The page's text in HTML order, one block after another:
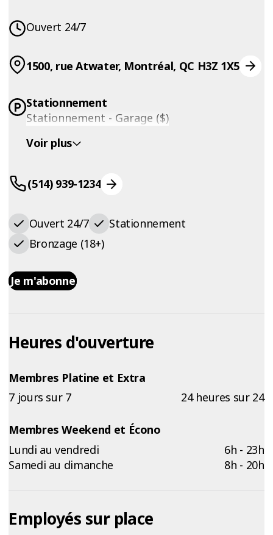
Ouvert 24/7
1500, rue Atwater, Montréal, QC H3Z 1X5
Stationnement
Stationnement - Garage ($)
Voir plus
(514) 939-1234
Ouvert 24/7
Stationnement
Bronzage (18+)
Je m'abonne
Heures d'ouverture
Membres Platine et Extra
7 jours sur 7
24 heures sur 24
Membres Weekend et Écono
Lundi au vendredi
6h - 23h
Samedi au dimanche
8h - 20h
Employés sur place